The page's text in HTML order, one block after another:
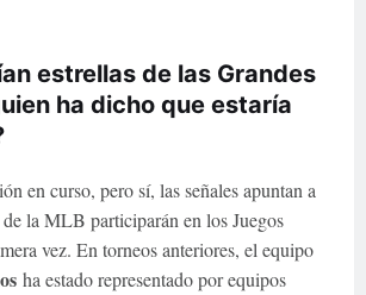
estrellas de las Grandes
ha dicho que estaría
en curso, pero sí, las señales apuntan a
la MLB participarán en los Juegos
vez. En torneos anteriores, el equipo
ha estado representado por equipos